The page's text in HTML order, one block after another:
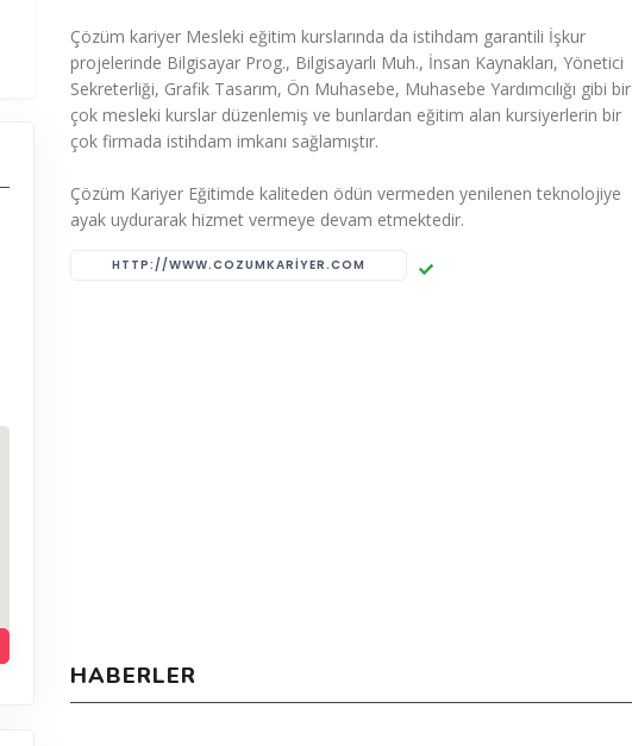
Çözüm kariyer Mesleki eğitim kurslarında da istihdam garantili İşkur
projelerinde Bilgisayar Prog., Bilgisayarlı Muh., İnsan Kaynakları, Yönetici
Sekreterliği, Grafik Tasarım, Ön Muhasebe, Muhasebe Yardımcılığı gibi bir
çok mesleki kurslar düzenlemiş ve bunlardan eğitim alan kursiyerlerin bir
çok firmada istihdam imkanı sağlamıştır.
Çözüm Kariyer Eğitimde kaliteden ödün vermeden yenilenen teknolojiye
ayak uydurarak hizmet vermeye devam etmektedir.
HTTP://WWW.COZUMKARIYER.COM
HABERLER